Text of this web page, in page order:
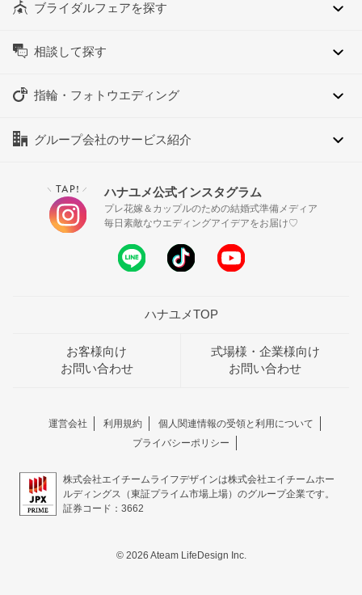
ブライダルフェアを探す
相談して探す
指輪・フォトウエディング
グループ会社のサービス紹介
＼ TAP! ／ ハナユメ公式インスタグラム
プレ花嫁＆カップルのための結婚式準備メディア
毎日素敵なウエディングアイデアをお届け♡
ハナユメTOP
お客様向け
お問い合わせ
式場様・企業様向け
お問い合わせ
運営会社 利用規約
個人関連情報の受領と利用について
プライバシーポリシー
株式会社エイチームライフデザインは株式会社エイチームホー
ルディングス（東証プライム市場上場）のグループ企業です。
証券コード：3662
© 2026 Ateam LifeDesign Inc.